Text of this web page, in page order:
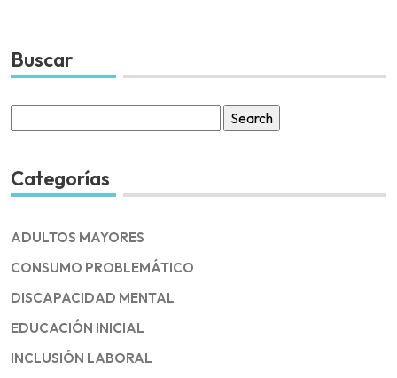
Buscar
for:
Categorías
ADULTOS MAYORES
CONSUMO PROBLEMÁTICO
DISCAPACIDAD MENTAL
EDUCACIÓN INICIAL
INCLUSIÓN LABORAL